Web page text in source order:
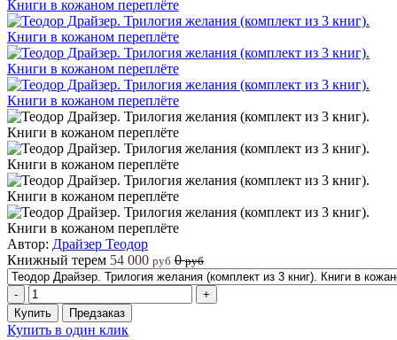
Автор: Драйзер Теодор
Книжный терем 54 000 руб 0 руб
-
+
Купить
Предзаказ
Купить в один клик